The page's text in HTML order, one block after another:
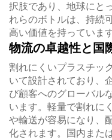
択肢であり、地球にと
れらのボトルは、持続
高い価値を持っています
物流の卓越性と国
割れにくいプラスチッ
いて設計されており、
び顧客へのグローバル
います。軽量で割れに
や輸送が容易になり、
化されます。国内また